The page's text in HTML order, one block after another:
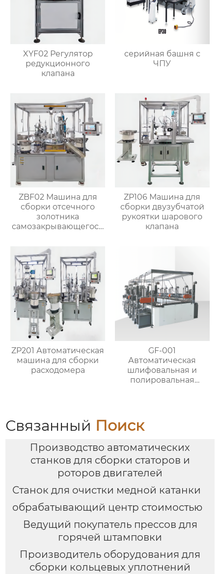
XYF02 Регулятор
редукционного
клапана
серийная башня с
ЧПУ
ZBF02 Машина для
сборки отсечного
золотника
самозакрывающегося
ZP106 Машина для
сборки двузубчатой
рукоятки шарового
клапана
ZP201 Автоматическая
машина для сборки
расходомера
GF-001
Автоматическая
шлифовальная и
полировальная
Связанный Поиск
Производство автоматических
станков для сборки статоров и
роторов двигателей
Станок для очистки медной катанки
обрабатывающий центр стоимостью
Ведущий покупатель прессов для
горячей штамповки
Производитель оборудования для
сборки кольцевых уплотнений